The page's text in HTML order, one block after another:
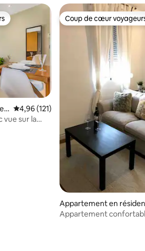
plus appréciés
⋅
Évaluation moyenne sur la base de
4,96 (121)
vue sur la
Coup de cœur
Coup de cœur
Appartement en
Appartement